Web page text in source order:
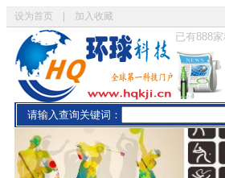
设为首页 加入收藏
已有888
请输入查询关键词：